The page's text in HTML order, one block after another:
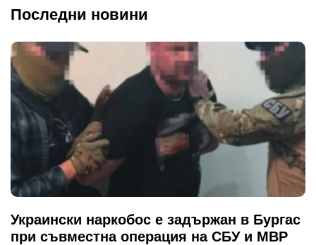
Последни новини
Украински наркобос е задържан в Бургас
при съвместна операция на СБУ и МВР